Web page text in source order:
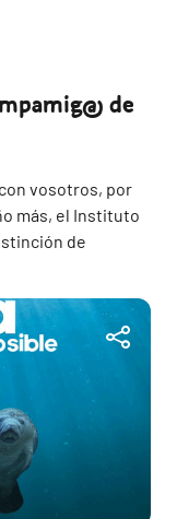
de
vosotros, por
más, el Instituto
de